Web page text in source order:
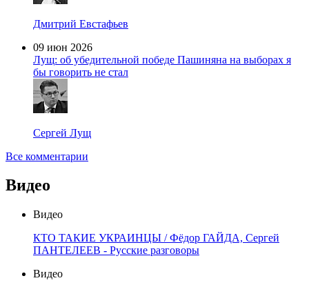
Дмитрий Евстафьев
09 июн 2026
Лущ: об убедительной победе Пашиняна на выборах я
бы говорить не стал
Сергей Лущ
Все комментарии
Видео
Видео
КТО ТАКИЕ УКРАИНЦЫ / Фёдор ГАЙДА, Сергей
ПАНТЕЛЕЕВ - Русские разговоры
Видео